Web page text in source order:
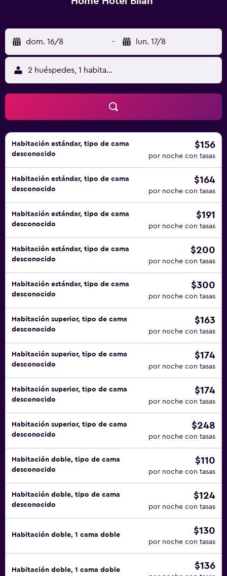
dom. 16/8 - lun. 17/8
2 huéspedes, 1 habitación
Habitación estándar, tipo de cama
desconocido
$156
por noche con tasas
Habitación estándar, tipo de cama
desconocido
$164
por noche con tasas
Habitación estándar, tipo de cama
desconocido
$191
por noche con tasas
Habitación estándar, tipo de cama
desconocido
$200
por noche con tasas
Habitación estándar, tipo de cama
desconocido
$300
por noche con tasas
Habitación superior, tipo de cama
desconocido
$163
por noche con tasas
Habitación superior, tipo de cama
desconocido
$174
por noche con tasas
Habitación superior, tipo de cama
desconocido
$174
por noche con tasas
Habitación superior, tipo de cama
desconocido
$248
por noche con tasas
Habitación doble, tipo de cama
desconocido
$110
por noche con tasas
Habitación doble, tipo de cama
desconocido
$124
por noche con tasas
Habitación doble, 1 cama doble $130
por noche con tasas
Habitación doble, 1 cama doble $136